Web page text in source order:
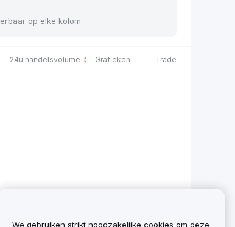
op elke kolom.
24u handelsvolume Grafieken Trade
We gebruiken strikt noodzakelijke cookies om deze